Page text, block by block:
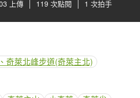
上傳 119 次點閱 1 次拍手
奇萊北峰步道(奇萊主北)